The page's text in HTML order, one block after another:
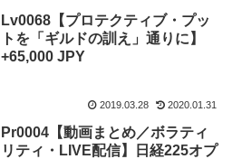
Lv0068【プロテクティブ・プッ
トを「ギルドの訓え」通りに】
+65,000 JPY
2019.03.28 2020.01.31
Pr0004【動画まとめ／ボラティ
リティ・LIVE配信】日経225オプ